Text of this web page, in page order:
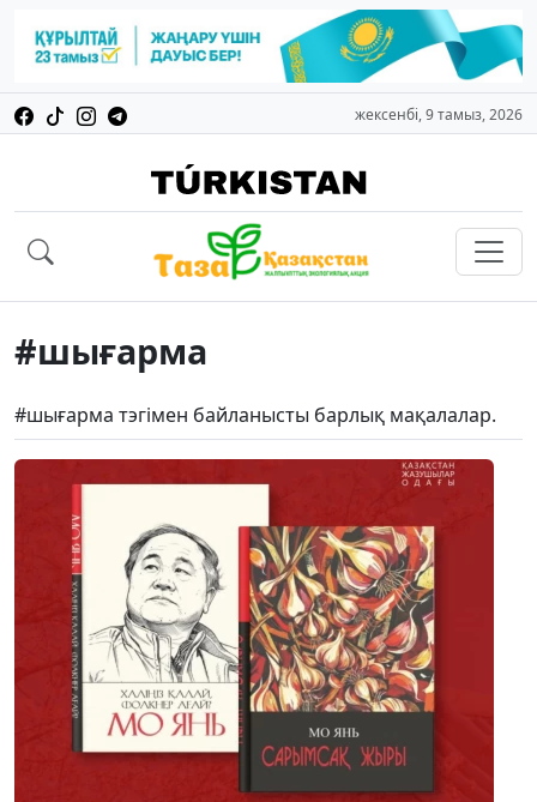
жексенбі, 9 тамыз, 2026
#шығарма
#шығарма тэгімен байланысты барлық мақалалар.